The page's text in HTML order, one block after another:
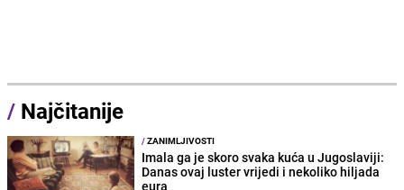
/ Najčitanije
/ZANIMLJIVOSTI
Imala ga je skoro svaka kuća u Jugoslaviji:
Danas ovaj luster vrijedi i nekoliko hiljada
eura